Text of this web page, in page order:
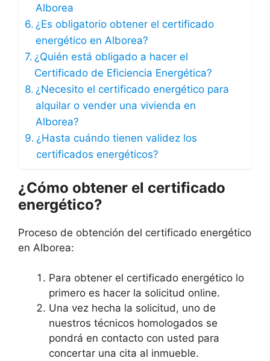
Alborea
¿Es obligatorio obtener el certificado
energético en Alborea?
¿Quién está obligado a hacer el
Certificado de Eficiencia Energética?
¿Necesito el certificado energético para
alquilar o vender una vivienda en
Alborea?
¿Hasta cuándo tienen validez los
certificados energéticos?
¿Cómo obtener el certificado
energético?
Proceso de obtención del certificado energético
en Alborea:
Para obtener el certificado energético lo
primero es hacer la solicitud online.
Una vez hecha la solicitud, uno de
nuestros técnicos homologados se
pondrá en contacto con usted para
concertar una cita al inmueble.